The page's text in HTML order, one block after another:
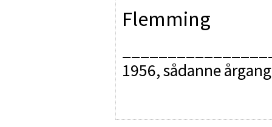
Flemming
1956, sådanne